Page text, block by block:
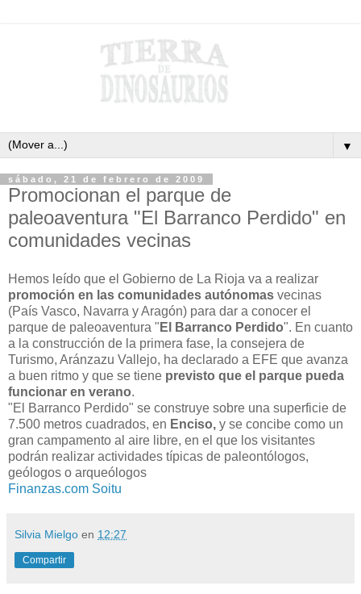
▼
sábado, 21 de febrero de 2009
Promocionan el parque de
paleoaventura "El Barranco Perdido" en
comunidades vecinas
Hemos leído que el Gobierno de La Rioja va a realizar
promoción en las comunidades autónomas vecinas
(País Vasco, Navarra y Aragón) para dar a conocer el
parque de paleoaventura " El Barranco Perdido". En cuanto
a la construcción de la primera fase, la consejera de
Turismo, Aránzazu Vallejo, ha declarado a EFE que avanza
a buen ritmo y que se tiene previsto que el parque pueda
funcionar en verano.
"El Barranco Perdido" se construye sobre una superficie de
7.500 metros cuadrados, en Enciso, y se concibe como un
gran campamento al aire libre, en el que los visitantes
podrán realizar actividades típicas de paleontólogos,
geólogos o arqueólogos
Finanzas.com Soitu
Silvia Mielgo en 12:27
Compartir